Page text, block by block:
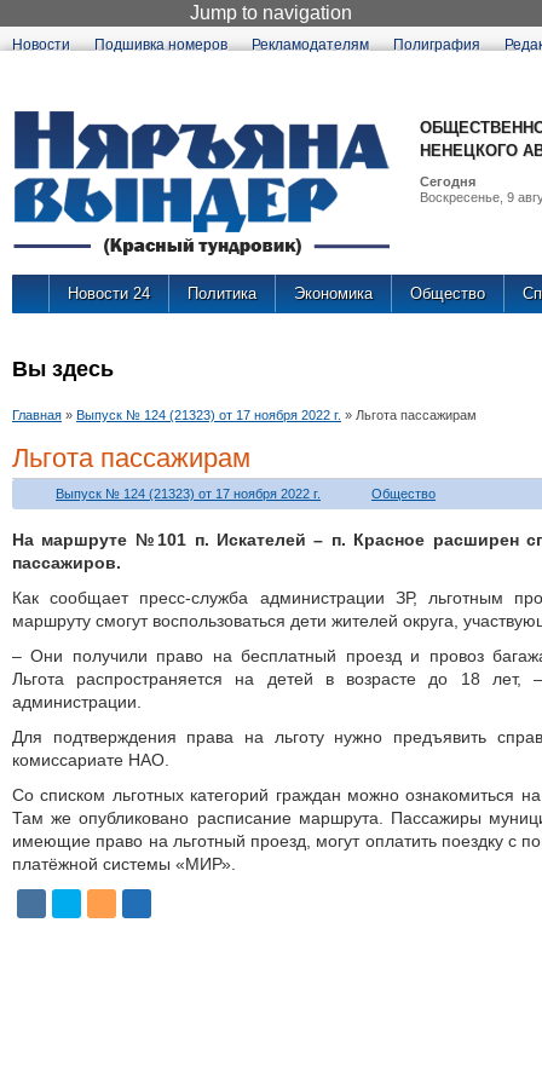
Jump to navigation
Новости Подшивка номеров Рекламодателям Полиграфия
НЕНЕЦКОГО
Сегодня
Воскресенье, 9
Новости 24 Политика Экономика Общество
Вы здесь
Главная » Выпуск № 124 (21323) от 17 ноября 2022 г. » Льгота пассажирам
Льгота пассажирам
Выпуск № 124 (21323) от 17 ноября 2022 г. Общество
На маршруте №101 п. Искателей – п. Красное расширен
пассажиров.
Как сообщает пресс-служба администрации ЗР, льготным
маршруту смогут воспользоваться дети жителей округа,
– Они получили право на бесплатный проезд и провоз
Льгота распространяется на детей в возрасте до 18 лет,
администрации.
Для подтверждения права на льготу нужно предъявить
комиссариате НАО.
Со списком льготных категорий граждан можно ознакомиться
Там же опубликовано расписание маршрута. Пассажиры
имеющие право на льготный проезд, могут оплатить поездку с
платёжной системы «МИР».